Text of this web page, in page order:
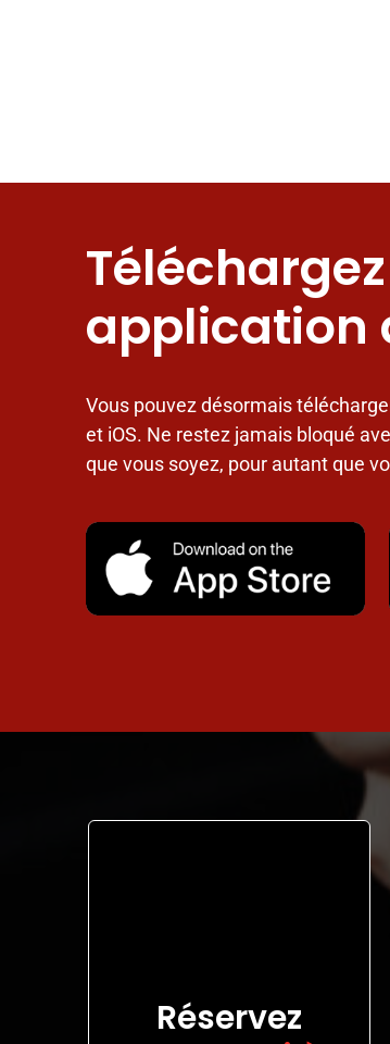
application
Vous pouvez désormais
et iOS. Ne restez jamais bloqué
que vous soyez, pour autant que
Réservez